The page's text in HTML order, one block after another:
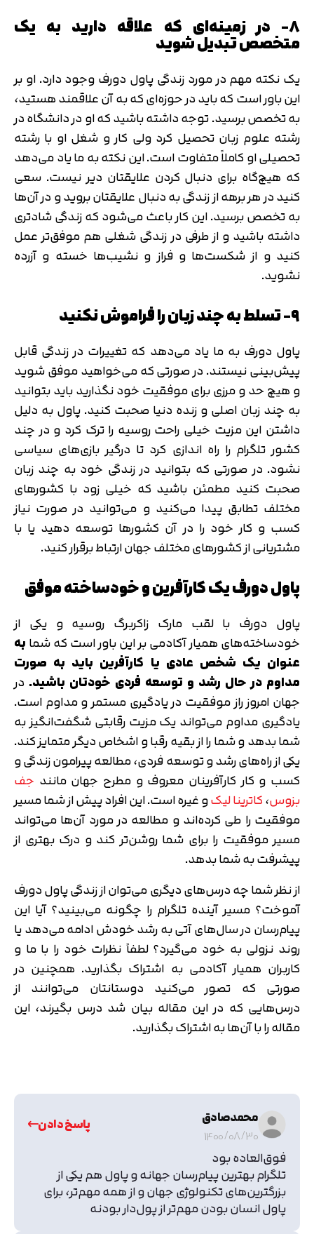
۸- در زمینه‌‎ای که علاقه دارید به یک
متخصص تبدیل شوید
یک نکته مهم در مورد زندگی پاول دورف وجود دارد. او بر
این باور است که باید در حوزه‌ای که به آن علاقمند هستید،
به تخصص برسید. توجه داشته باشید که او در دانشگاه در
رشته علوم زبان تحصیل کرد ولی کار و شغل او با رشته
تحصیلی او کاملاً متفاوت است. این نکته به ما یاد می‌دهد
که هیچ‌گاه برای دنبال کردن علایقتان دیر نیست. سعی
کنید در هر برهه از زندگی به دنبال علایقتان بروید و در آن‌ها
به تخصص برسید. این کار باعث می‌شود که زندگی شادتری
داشته باشید و از طرفی در زندگی شغلی هم موفق‌تر عمل
کنید و از شکست‌ها و فراز و نشیب‌ها خسته و آزرده
نشوید.
۹- تسلط به چند زبان را فراموش نکنید
پاول دورف به ما یاد می‌دهد که تغییرات در زندگی قابل
پیش‌بینی نیستند. در صورتی که می‌خواهید موفق شوید
و هیچ حد و مرزی برای موفقیت خود نگذارید باید بتوانید
به چند زبان اصلی و زنده دنیا صحبت کنید. پاول به دلیل
داشتن این مزیت خیلی راحت روسیه را ترک کرد و در چند
کشور تلگرام را راه اندازی کرد تا درگیر بازی‌های سیاسی
نشود. در صورتی که بتوانید در زندگی خود به چند زبان
صحبت کنید مطمئن باشید که خیلی زود با کشورهای
مختلف تطابق پیدا می‌کنید و می‌توانید در صورت نیاز
کسب و کار خود را در آن کشورها توسعه دهید یا با
مشتریانی از کشورهای مختلف جهان ارتباط برقرار کنید.
پاول دورف یک کارآفرین و خودساخته موفق
پاول دورف با لقب مارک زاکربرگ روسیه و یکی از
خودساخته‌های همیار آکادمی بر این باور است که شمابه
عنوان یک شخص عادی یا کارآفرین باید به صورت
مداوم در حال رشد و توسعه فردی خودتان باشید. در
جهان امروز راز موفقیت در یادگیری مستمر و مداوم است.
یادگیری مداوم می‌تواند یک مزیت رقابتی شگفت‌انگیز به
شما بدهد و شما را از بقیه رقبا و اشخاص دیگر متمایز کند.
یکی از راه‌های رشد و توسعه فردی، مطالعه پیرامون زندگی و
کسب و کار کارآفرینان معروف و مطرح جهان مانند جف
بزوس،کاترینا لیکو غیره است. این افراد پیش از شما مسیر
موفقیت را طی کرده‌اند و مطالعه در مورد آن‌ها می‌تواند
مسیر موفقیت را برای شما روشن‌تر کند و درک بهتری از
پیشرفت به شما بدهد.
از نظر شما چه درس‌های دیگری می‌توان از زندگی پاول دورف
آموخت؟ مسیر آینده تلگرام را چگونه می‌بینید؟ آیا این
پیام‌رسان در سال‌های آتی به رشد خودش ادامه می‌دهد یا
روند نزولی به خود می‌گیرد؟ لطفاً نظرات خود را با ما و
کاربران همیار آکادمی به اشتراک بگذارید. همچنین در
صورتی که تصور می‌کنید دوستانتان می‌توانند از
درس‌هایی که در این مقاله بیان شد درس بگیرند، این
مقاله را با آن‌ها به اشتراک بگذارید.
محمدصادق
1400/08/30
پاسخ دادن
فوق‌العاده بود
تلگرام بهترین پیام‌رسان جهانه و پاول هم یکی از
بزرگترین‌های تکنولوژی جهان و از همه مهم‌تر، برای
پاول انسان بودن مهم‌تر از پول‌دار بودنه